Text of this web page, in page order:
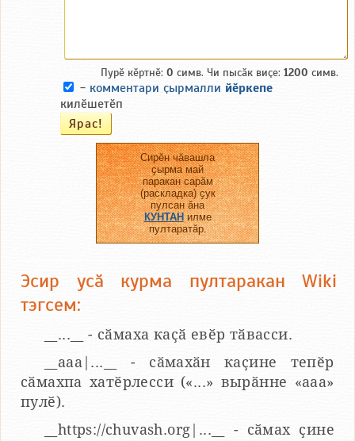
Пурӗ кӗртнӗ: 0 симв. Чи пысӑк виҫе: 1200 симв.
- комментари ҫырмалли йӗркепе
килӗшетӗп
Сирӗн чӑвашла
ҫырма май
паракан сарӑм
(раскладка) ҫук
пулсан ӑна
КУНТАНилме
пултаратӑр.
Эсир усӑ курма пултаракан Wiki
тэгсем:
__...__ - сӑмаха каҫӑ евӗр тӑвасси.
__aaa|...__ - сӑмахӑн каҫине тепӗр
сӑмахпа хатӗрлесси («...» вырӑнне «ааа»
пулӗ).
__https://chuvash.org|...__ - сӑмах ҫине